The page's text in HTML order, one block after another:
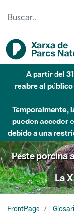
A partir del
reabre al
Temporalmente,
pueden acceder
debido a una
Peste porcina
La
FrontPage Glosari